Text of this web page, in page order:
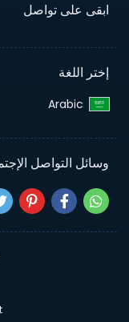
ابقى على تواصل
إختر اللغة
Arabic‎
وسائل التواصل